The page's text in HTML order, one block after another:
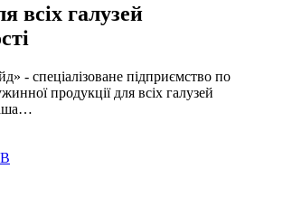
всіх галузей
- спеціалізоване підприємство по
продукції для всіх галузей